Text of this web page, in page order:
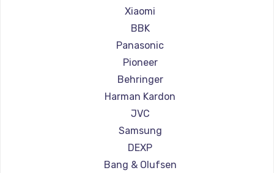
Xiaomi
BBK
Panasonic
Pioneer
Behringer
Harman Kardon
JVC
Samsung
DEXP
Bang & Olufsen